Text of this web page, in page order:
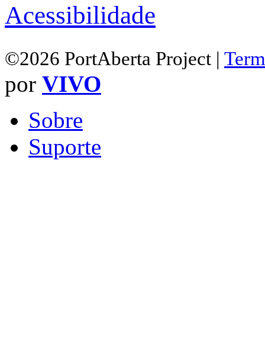
Acessibilidade
©2026 PortAberta Project |
por VIVO
Sobre
Suporte